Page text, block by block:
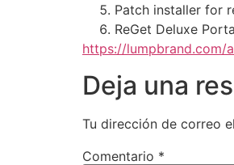
Patch installer for
ReGet Deluxe
https://lumpbrand.com/
Deja una
Tu dirección de correo
Comentario *